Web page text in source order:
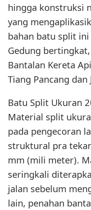
hingga konstruksi
yang
bahan batu split ini
Gedung
Bantalan Kereta
Tiang Pancang
Batu Split Ukuran
Material split
pada pengecoran
struktural pra
mm (mili meter).
seringkali
jalan sebelum
lain, penahan